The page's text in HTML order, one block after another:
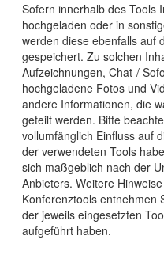
Sofern innerhalb des Tools
hochgeladen oder in
werden diese ebenfalls auf
gespeichert. Zu solchen
Aufzeichnungen, Chat-/
hochgeladene Fotos und
andere Informationen, die
geteilt werden. Bitte
vollumfänglich Einfluss auf
der verwendeten Tools
sich maßgeblich nach der
Anbieters. Weitere
Konferenztools entnehmen
der jeweils eingesetzten
aufgeführt haben.